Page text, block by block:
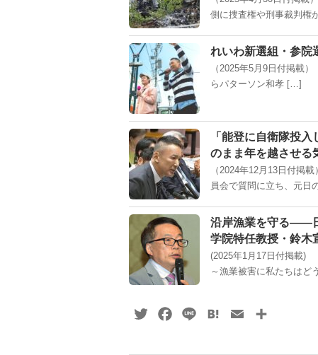
側に捜査権や刑事裁判権
れいわ新選組・参院
（2025年5月9日付
らパターソン和孝 […]
「能登に自衛隊投
のまま年を越させ
（2024年12月13日付掲
員会で質問に立ち、元日
沿岸漁業を守る――
学院特任教授・鈴木
(2025年1月17日付掲載)
～漁業被害に私たちは
TwitterFacebook
Line HatenaEmail